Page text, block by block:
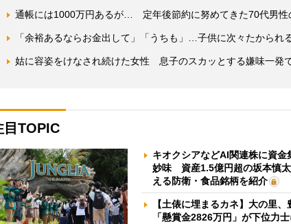
通帳には1000万円あるが… 定年後節約に努めてきた70代男性
「余裕あるならお金出して」「うちも」…子供に次々たかられ
姑に容姿をけなされ続けた女性 息子のスカッとする嫌味一発
目TOPIC
キオクシアなどAI関連株に資
妙味 資産1.5億円超の坂本慎
える防衛・食品銘柄を紹介
【土俵に埋まるカネ】大の里
「懸賞金2826万円」が下位力